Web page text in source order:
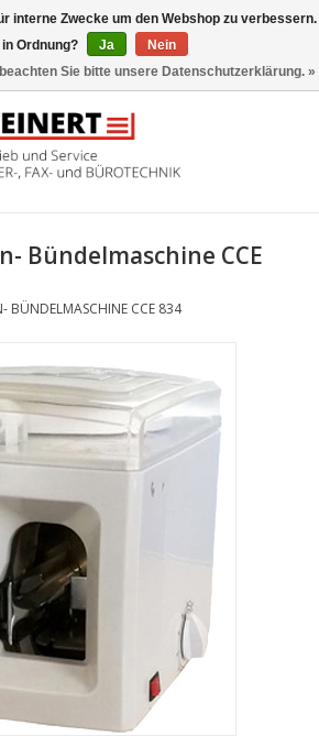
Bündelmaschine CCE
BÜNDELMASCHINE CCE 834
interne Zwecke um den Webshop zu verbessern.
in Ordnung?
Ja
Nein
Sie bitte unsere Datenschutzerklärung. »